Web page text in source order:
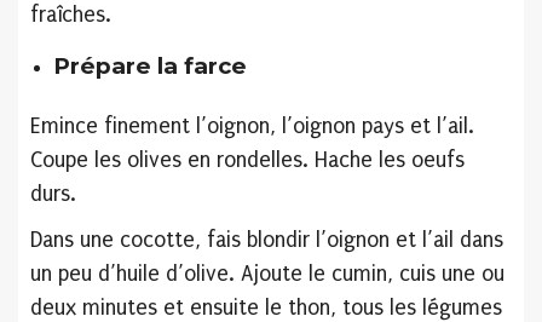
fraîches.
Prépare la farce
Emince finement l’oignon, l’oignon pays et l’ail.
Coupe les olives en rondelles. Hache les oeufs
durs.
Dans une cocotte, fais blondir l’oignon et l’ail dans
un peu d’huile d’olive. Ajoute le cumin, cuis une ou
deux minutes et ensuite le thon, tous les légumes